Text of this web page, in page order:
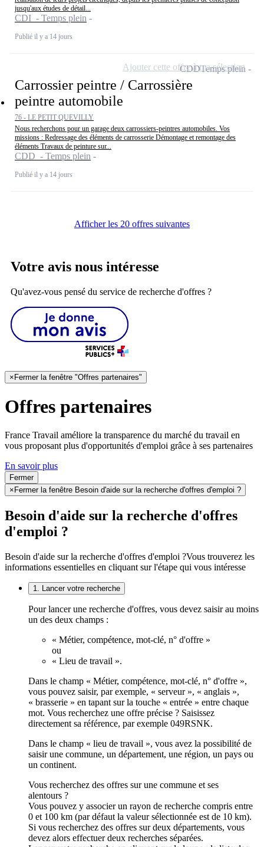
jusqu'aux études de détail...
CDI - Temps plein
Publié il y a 14 jours
Carrossier peintre / Carrossière
peintre automobile
76 - LE PETIT QUEVILLY
Nous recherchons pour un garage deux carrossiers-peintres automobiles. Vos
missions : Redressage des éléments de carrosserie Démontage et remontage des
éléments Travaux de peinture sur...
CDD - Temps plein
Publié il y a 14 jours
CDDTemps plein
Ajouter cette offre à ma sélection
Afficher les 20 offres suivantes
Votre avis nous intéresse
Qu'avez-vous pensé du service de recherche d'offres ?
×Fermer la fenêtre "Offres partenaires"
Offres partenaires
France Travail améliore la transparence du marché du travail en
vous proposant plus d'opportunités d'emploi grâce à ses partenaires
En savoir plus
Fermer
× Fermer la fenêtre Besoin d'aide sur la recherche d'offres d'emploi ?
Besoin d'aide sur la recherche d'offres
d'emploi ?
Besoin d'aide sur la recherche d'offres d'emploi ?Vous trouverez les
informations essentielles en cliquant sur l'étape qui vous intéresse
1. Lancer votre recherche
Pour lancer une recherche d'offres, vous devez saisir au moins
un des deux champs :
« Métier, compétence, mot-clé, n° d'offre »
ou
« Lieu de travail ».
Dans le champ « Métier, compétence, mot-clé, n° d'offre »,
vous pouvez saisir, par exemple, « serveur », « anglais »,
« brasserie » en tapant sur la touche « entrée » entre chaque
mot. Vous recherchez une offre précise ? Saisissez
directement sa référence, par exemple 049RSNK.
Dans le champ « lieu de travail », vous avez la possibilité de
saisir une commune, un département, une région, un pays ou
un continent.
Vous recherchez des offres sur une commune et ses
alentours ?
Vous pouvez y associer un rayon de recherche compris entre
0 et 100 km (par défaut la valeur sélectionnée est de 10 km).
Si vous recherchez des offres sur deux départements, vous
devez alors effectuer deux recherches séparées.